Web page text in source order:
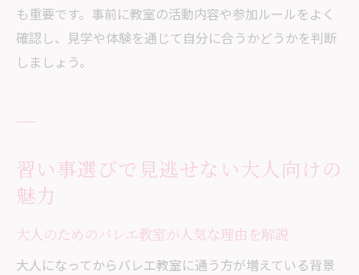
も重要です。事前に教室の活動内容や参加ルールをよく
確認し、見学や体験を通じて自分に合うかどうかを判断
しましょう。
習い事選びで見逃せない大人向けの
魅力
大人のためのバレエ教室が人気な理由を解説
大人になってからバレエ教室に通う方が増えている背景